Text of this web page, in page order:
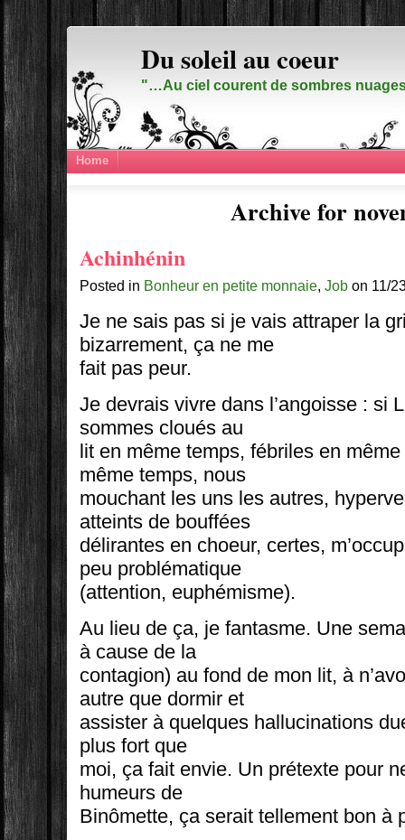
Du soleil au coeur
"…Au ciel courent de sombres
Home
Archive for
Achinhénin
Posted in Bonheur en petite monnaie,Job on 11/
Je ne sais pas si je vais attraper la
bizarrement, ça ne me
fait pas peur.
Je devrais vivre dans l’angoisse : si
sommes cloués au
lit en même temps, fébriles en
même temps, nous
mouchant les uns les autres,
atteints de bouffées
délirantes en choeur, certes,
peu problématique
(attention, euphémisme).
Au lieu de ça, je fantasme. Une
à cause de la
contagion) au fond de mon lit, à
autre que dormir et
assister à quelques hallucinations
plus fort que
moi, ça fait envie. Un prétexte pour
humeurs de
Binômette, ça serait tellement bon à